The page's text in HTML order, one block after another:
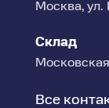
Москва, ул.
Склад
Московская
Все